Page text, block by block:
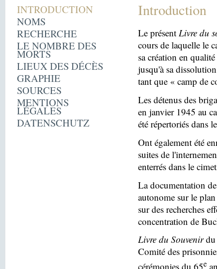
INTRODUCTION
NOMS
RECHERCHE
LE NOMBRE DES
MORTS
LIEUX DES DÉCÈS
GRAPHIE
SOURCES
MENTIONS
LÉGALES
DATENSCHUTZ
Introduction
Le présentLivre du
cours de laquelle le
sa création en
jusqu'à sa
tant que « camp de
Les détenus des
en janvier 1945 au
été répertoriés dans
Ont également été
suites de
enterrés dans le
La documentation
autonome sur le
sur des recherches
concentration de
Livre du Souvenirdu
Comité des
e